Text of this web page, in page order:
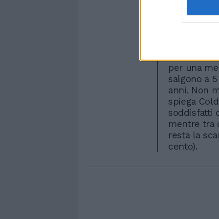
su quattro
il sogno
Nel
per una
salgono a
anni. Non
spiega
soddisfatti
mentre tra
resta la
cento).